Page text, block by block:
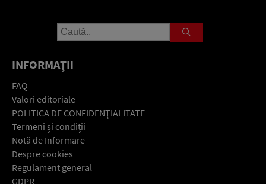
INFORMAŢII
FAQ
Valori editoriale
POLITICA DE CONFIDENŢIALITATE
Termeni şi condiţii
Notă de Informare
Despre cookies
Regulament general
GDPR